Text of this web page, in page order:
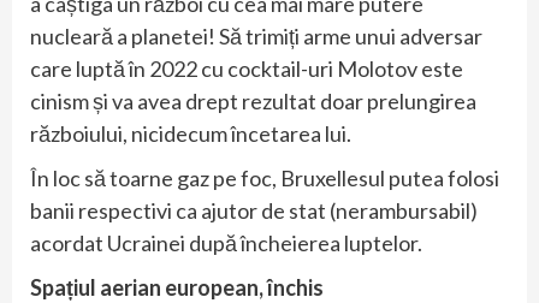
nucleară a planetei! Să trimiți arme unui adversar
care luptă în 2022 cu cocktail-uri Molotov este
cinism și va avea drept rezultat doar prelungirea
războiului, nicidecum încetarea lui.
În loc să toarne gaz pe foc, Bruxellesul putea folosi
banii respectivi ca ajutor de stat (nerambursabil)
acordat Ucrainei după încheierea luptelor.
Spațiul aerian european, închis